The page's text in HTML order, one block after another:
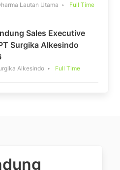
Lautan Utama Full Time
Sales Executive
Surgika Alkesindo
Alkesindo Full Time